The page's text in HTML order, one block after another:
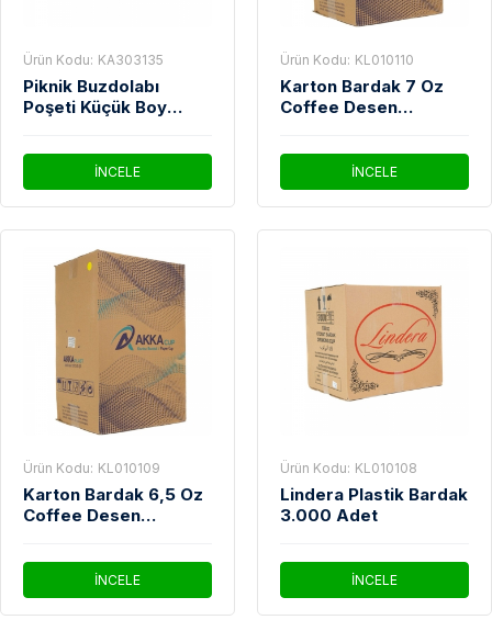
Ürün Kodu: KA303135
Piknik Buzdolabı
Poşeti Küçük Boy
İNCELE
Ürün Kodu: KL010110
Karton Bardak 7 Oz
Coffee Desen
İNCELE
Ürün Kodu: KL010109
Karton Bardak 6,5 Oz
Coffee Desen
İNCELE
Ürün Kodu: KL010108
Lindera Plastik Bardak
3.000 Adet
İNCELE